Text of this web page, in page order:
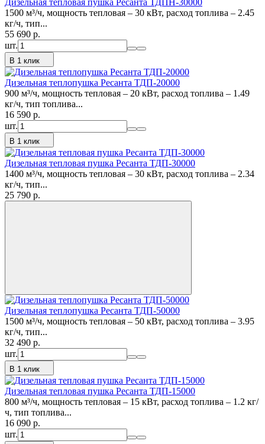
1500 м³/ч, мощность тепловая – 30 кВт, расход топлива – 2.45
кг/ч, тип...
55 690 p.
шт.
В 1 клик
Дизельная теплопушка Ресанта ТДП-20000
900 м³/ч, мощность тепловая – 20 кВт, расход топлива – 1.49
кг/ч, тип топлива...
16 590 p.
шт.
В 1 клик
Дизельная тепловая пушка Ресанта ТДП-30000
1400 м³/ч, мощность тепловая – 30 кВт, расход топлива – 2.34
кг/ч, тип...
25 790 p.
Дизельная теплопушка Ресанта ТДП-50000
1500 м³/ч, мощность тепловая – 50 кВт, расход топлива – 3.95
кг/ч, тип...
32 490 p.
шт.
В 1 клик
Дизельная тепловая пушка Ресанта ТДП-15000
800 м³/ч, мощность тепловая – 15 кВт, расход топлива – 1.2 кг/
ч, тип топлива...
16 090 p.
шт.